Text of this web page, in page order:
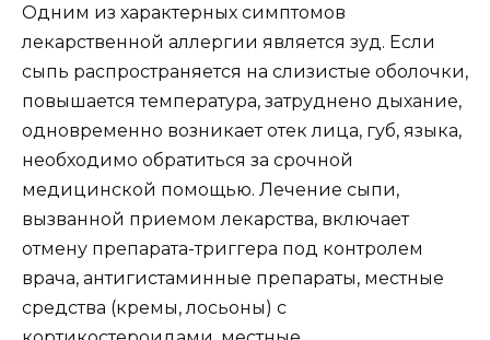
Одним из характерных симптомов
лекарственной аллергии является зуд. Если
сыпь распространяется на слизистые оболочки,
повышается температура, затруднено дыхание,
одновременно возникает отек лица, губ, языка,
необходимо обратиться за срочной
медицинской помощью. Лечение сыпи,
вызванной приемом лекарства, включает
отмену препарата-триггера под контролем
врача, антигистаминные препараты, местные
средства (кремы, лосьоны) с